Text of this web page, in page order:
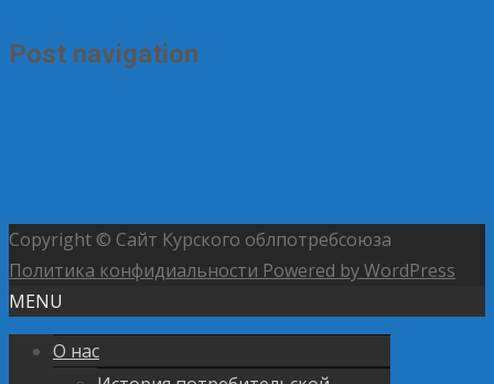
Post navigation
Copyright © Сайт Курского облпотребсоюза
Политика конфидиальности Powered by WordPress
MENU
О нас